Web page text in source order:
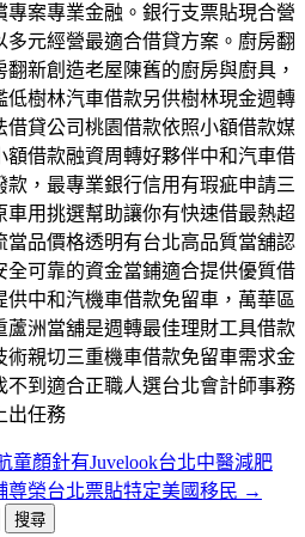
案專業金融。銀行支票貼現合營
元經營最適合借貸方案。廚房翻
新創造老屋陳舊的廚房與廚具，
樹林汽車借款另供樹林現金週轉
借貸公司桃園借款依照小額借款媒
借款融資周轉好夥伴中和汽車借
，最專業銀行信用有瑕疵申請三
用挑選幫助讓你有快速借最熱超
當品價格透明有台北高品質當舖認
可靠的資金當鋪適合提供優質借
中和汽機車借款免留車，萬華區
蘆洲當舖是週轉最佳理財工具借款
術親切三重機車借款免留車需求金
到適合正職人選台北會計師事務
出任務
童顏針有Juvelook台北中醫減肥
榮台北票貼特定美國移民 →